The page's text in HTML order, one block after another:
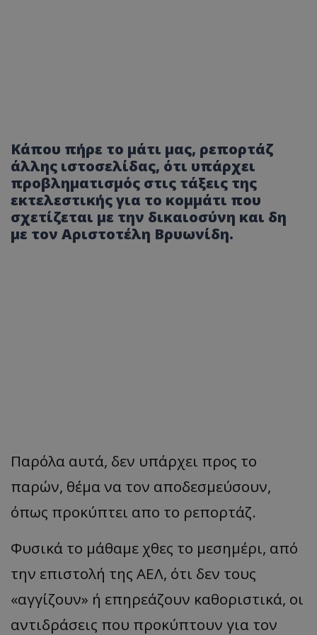
Κάπου πήρε το μάτι μας, ρεπορτάζ
άλλης ιστοσελίδας, ότι υπάρχει
προβληματισμός στις τάξεις της
εκτελεστικής για το κομμάτι που
σχετίζεται με την δικαιοσύνη και δη
με τον Αριστοτέλη Βρυωνίδη.
Παρόλα αυτά, δεν υπάρχει προς το
παρών, θέμα να τον αποδεσμεύσουν,
όπως προκύπτει απο το ρεπορτάζ.
Φυσικά το μάθαμε χθες το μεσημέρι, από
την επιστολή της ΑΕΛ, ότι δεν τους
«αγγίζουν» ή επηρεάζουν καθοριστικά, οι
αντιδράσεις που προκύπτουν για τον